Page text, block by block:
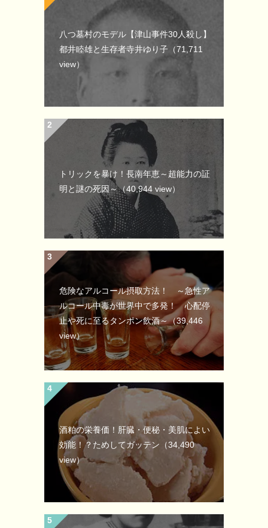
八つ墓村のモデル【津山事件30人殺し】
都井睦雄と生存者寺井ゆり子 （71,711
view）
トリックを暴け！長南年恵～超能力の証
明と謎の死因～（40,944 view）
危険なアルコール摂取方法！ ～急性ア
ルコール中毒が世界中で多発！ 心配停
止や死に至るタンポン飲酒～（39,446
view）
酒粕の栄養価！肝臓・便秘・美肌によい
効能！？ためしてガッテン （34,490
view）